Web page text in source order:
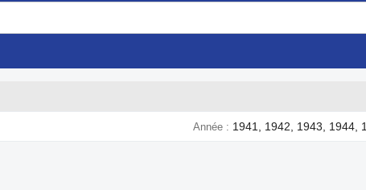
Année 1941, 1942, 1943, 1944,